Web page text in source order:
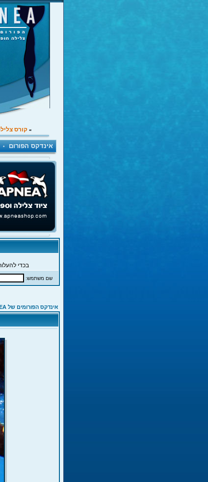
» קורס
אינדקס הפורום •
בכדי
שם משתמש:
אינדקס הפורומים של APNEA